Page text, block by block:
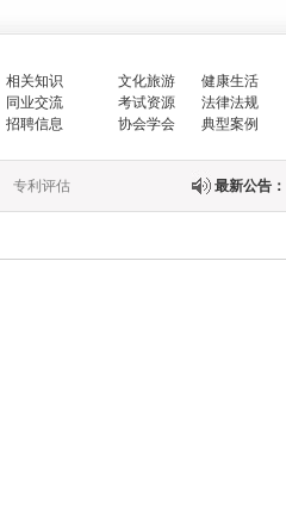
相关知识
同业交流
招聘信息
文化旅游
健康生活
考试资源
法律法规
协会学会
典型案例
专利评估 最新公告：